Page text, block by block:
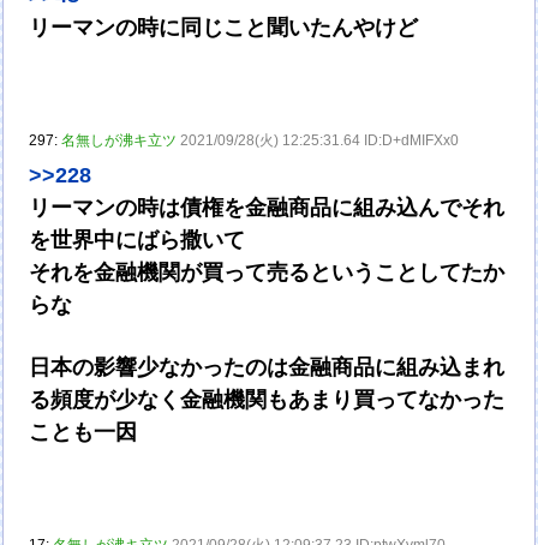
リーマンの時に同じこと聞いたんやけど
297:名無しが沸キ立ツ 2021/09/28(火) 12:25:31.64 ID:D+dMIFXx0
>>228
リーマンの時は債権を金融商品に組み込んでそれ
を世界中にばら撒いて
それを金融機関が買って売るということしてたか
らな
日本の影響少なかったのは金融商品に組み込まれ
る頻度が少なく金融機関もあまり買ってなかった
ことも一因